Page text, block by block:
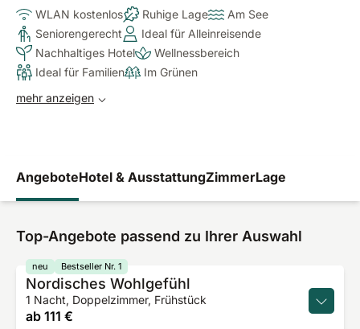
WLAN kostenlos Ruhige Lage
Am See
Seniorengerecht
Ideal für Alleinreisende
Nachhaltiges Hotel
Wellnessbereich
Ideal für Familien
Im Grünen
mehr anzeigen
AngeboteHotel & AusstattungZimmerLage
Top-Angebote passend zu Ihrer Auswahl
Nordisches Wohlgefühl
1 Nacht, Doppelzimmer, Frühstück
ab 111 €
neu Bestseller Nr. 1